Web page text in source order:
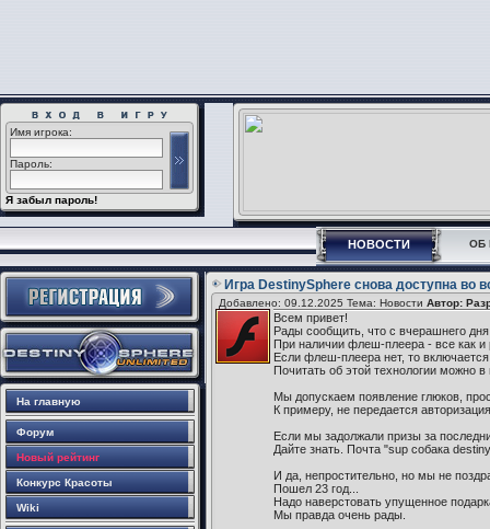
Имя игрока:
Пароль:
Я забыл пароль!
НОВОСТИ ОБ
На главную
Форум
Новый рейтинг
Конкурс Красоты
Wiki
Игра DestinySphere снова доступна во
Добавлено: 09.12.2025 Тема: Новости Автор:
Всем привет!
Рады сообщить, что с вчерашнего
При наличии флеш-плеера - все как и
Если флеш-плеера нет, то включается
Почитать об этой технологии можно
Мы допускаем появление глюков,
К примеру, не передается
Если мы задолжали призы за
Дайте знать. Почта "sup собака
И да, непростительно, но мы не
Пошел 23 год...
Надо наверстовать упущенное
Мы правда очень рады.